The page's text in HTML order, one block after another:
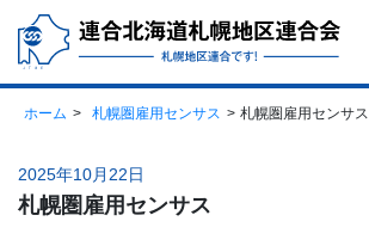
ホーム 札幌圏雇用センサス 札幌圏雇用センサス
2025年10月22日
札幌圏雇用センサス